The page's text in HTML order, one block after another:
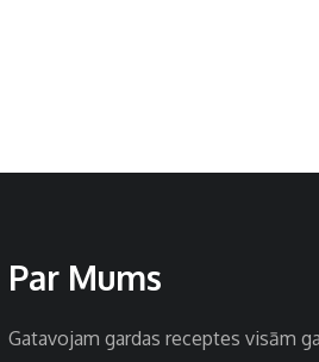
Par Mums
Gatavojam gardas receptes visām